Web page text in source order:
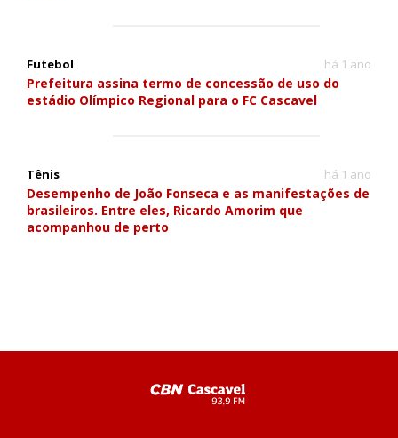
Futebol há 1 ano
Prefeitura assina termo de concessão de uso do
estádio Olímpico Regional para o FC Cascavel
Tênis há 1 ano
Desempenho de João Fonseca e as manifestações de
brasileiros. Entre eles, Ricardo Amorim que
acompanhou de perto